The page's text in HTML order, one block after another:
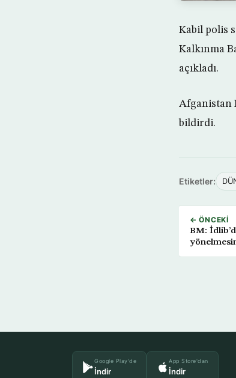
Kabil polis
Kalkınma
açıkladı.
Afganistan
bildirdi.
Etiketler:
← ÖNCEKI
BM:
Google Play'de
İndir
App Store'dan
İndir